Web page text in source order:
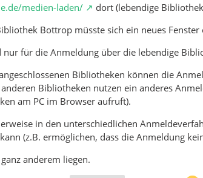
medien-laden/
dort (lebendige
Bottrop müsste sich ein neues
für die Anmeldung über die lebendige
Bibliotheken können die
Bibliotheken nutzen ein anderes
am PC im Browser aufruft).
in den unterschiedlichen
(z.B. ermöglichen, dass die Anmeldung
anderem liegen.